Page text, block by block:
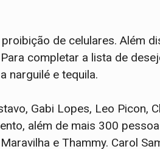
de celulares. Além
completar a lista de
narguilé e tequila.
Gabi Lopes, Leo Picon,
além de mais 300
e Thammy. Carol